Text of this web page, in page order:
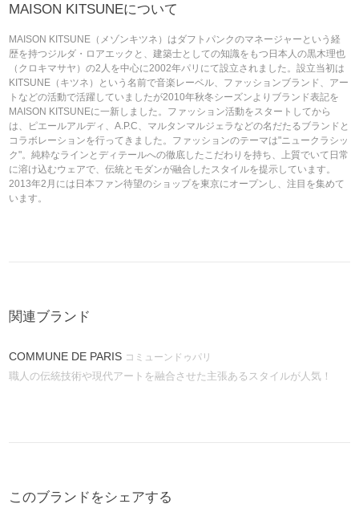
MAISON KITSUNEについて
MAISON KITSUNE（メゾンキツネ）はダフトパンクのマネージャーという経
歴を持つジルダ・ロアエックと、建築士としての知識をもつ日本人の黒木理也
（クロキマサヤ）の2人を中心に2002年パリにて設立されました。設立当初は
KITSUNE（キツネ）という名前で音楽レーベル、ファッションブランド、アー
トなどの活動で活躍していましたが2010年秋冬シーズンよりブランド表記を
MAISON KITSUNEに一新しました。ファッション活動をスタートしてから
は、ピエールアルディ、A.P.C、マルタンマルジェラなどの名だたるブランドと
コラボレーションを行ってきました。ファッションのテーマは"ニュークラシッ
ク"。純粋なラインとディテールへの徹底したこだわりを持ち、上質でいて日常
に溶け込むウェアで、伝統とモダンが融合したスタイルを提示しています。
2013年2月には日本ファン待望のショップを東京にオープンし、注目を集めて
います。
関連ブランド
COMMUNE DE PARIS コミューンドゥパリ
職人の伝統技術や現代アートを融合させた主張あるスタイルが人気！
このブランドをシェアする